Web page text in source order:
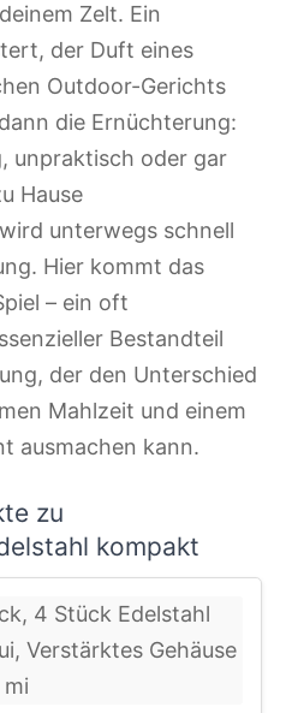
Zelt. Ein
der Duft eines
Outdoor-Gerichts
die Ernüchterung:
unpraktisch oder gar
Hause
unterwegs schnell
Hier kommt das
– ein oft
Bestandteil
der den Unterschied
Mahlzeit und einem
ausmachen kann.
zu
kompakt